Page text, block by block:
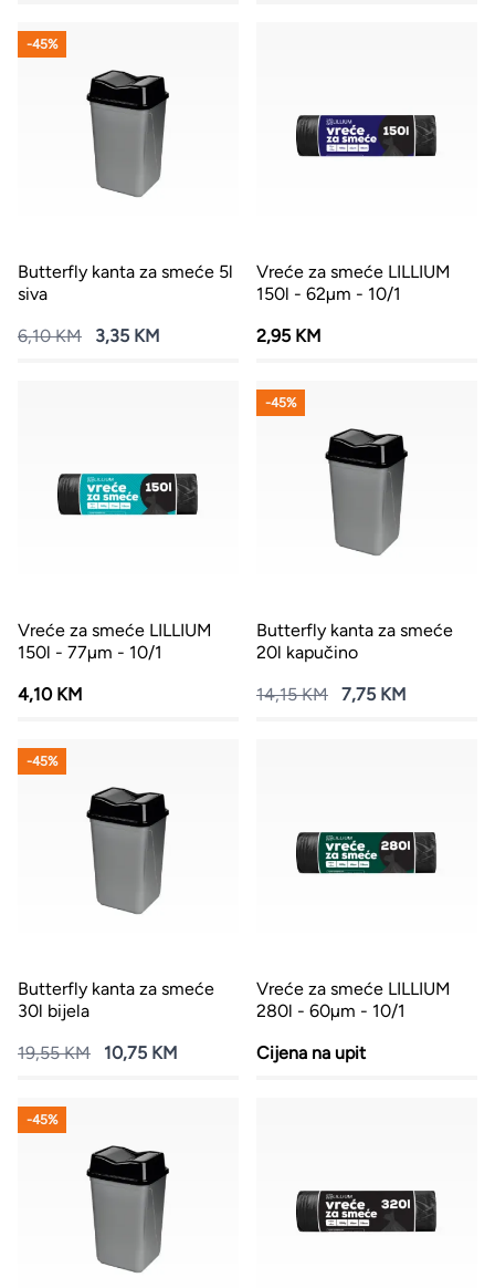
Butterfly kanta za smeće 5l
siva
6,10 KM
3,35 KM
-45%
Vreće za smeće LILLIUM
150l - 62µm - 10/1
2,95 KM
Vreće za smeće LILLIUM
150l - 77µm - 10/1
4,10 KM
Butterfly kanta za smeće
20l kapučino
14,15 KM
7,75 KM
-45%
Butterfly kanta za smeće
30l bijela
19,55 KM
10,75 KM
-45%
Vreće za smeće LILLIUM
280l - 60µm - 10/1
Cijena na upit
-45%